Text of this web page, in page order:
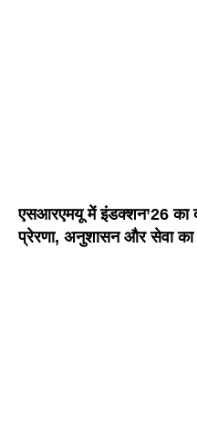
एसआरएमयू में इंडक्शन’26 का
प्रेरणा, अनुशासन और सेवा का